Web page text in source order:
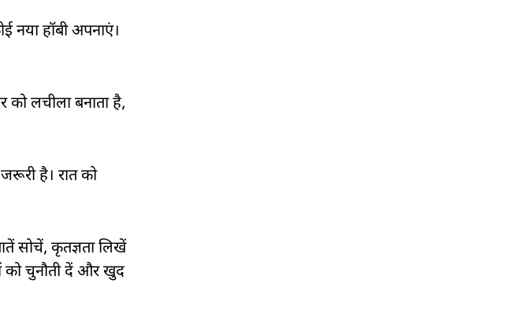
नया हॉबी अपनाएं।
लचीला बनाता है,
है। रात को
सोचें, कृतज्ञता लिखें
को चुनौती दें और खुद